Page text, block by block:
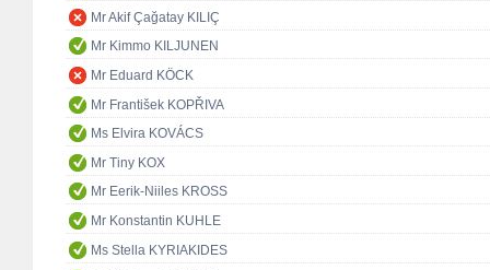
Mr Akif Çağatay KILIÇ
Mr Kimmo KILJUNEN
Mr Eduard KÖCK
Mr František KOPŘIVA
Ms Elvira KOVÁCS
Mr Tiny KOX
Mr Eerik-Niiles KROSS
Mr Konstantin KUHLE
Ms Stella KYRIAKIDES